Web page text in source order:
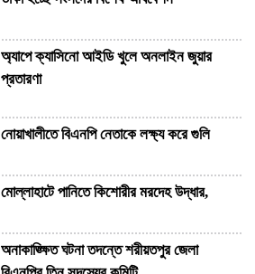
অ্যাপে ক্যাসিনো আইডি খুলে অনলাইন জুয়ার
প্রতারণা
নোয়াখালীতে বিএনপি নেতাকে লক্ষ্য করে গুলি
মোল্লাহাটে পানিতে কিশোরীর মরদেহ উদ্ধার,
অনাকাঙ্ক্ষিত ঘটনা তদন্তে শরীয়তপুর জেলা